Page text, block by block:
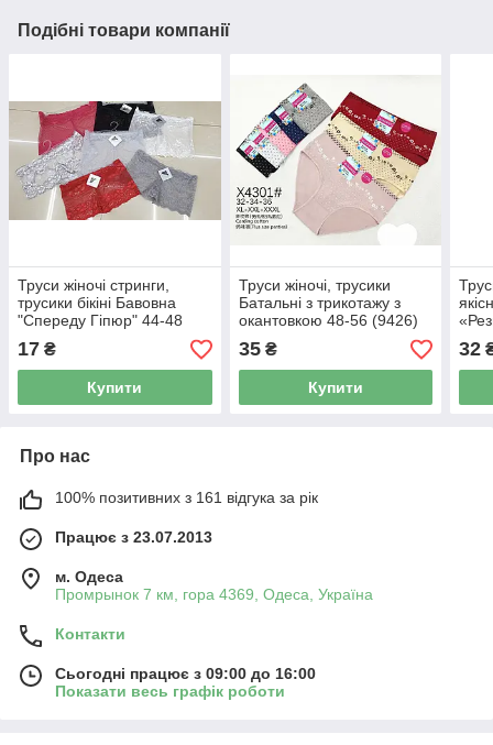
Подібні товари компанії
Труси жіночі стринги,
трусики бікіні Бавовна
"Спереду Гіпюр" 44-48
17 ₴
Купити
Труси жіночі, трусики
Батальні з трикотажу з
окантовкою 48-56 (9426)
35₴
Купити
32
Про нас
100% позитивних з 161 відгука за рік
Працює з 23.07.2013
м. Одеса
Промрынок 7 км, гора 4369, Одеса, Україна
Контакти
Сьогодні працює з 09:00 до 16:00
Показати весь графік роботи